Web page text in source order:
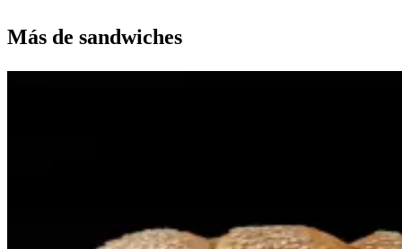
Más de sandwiches